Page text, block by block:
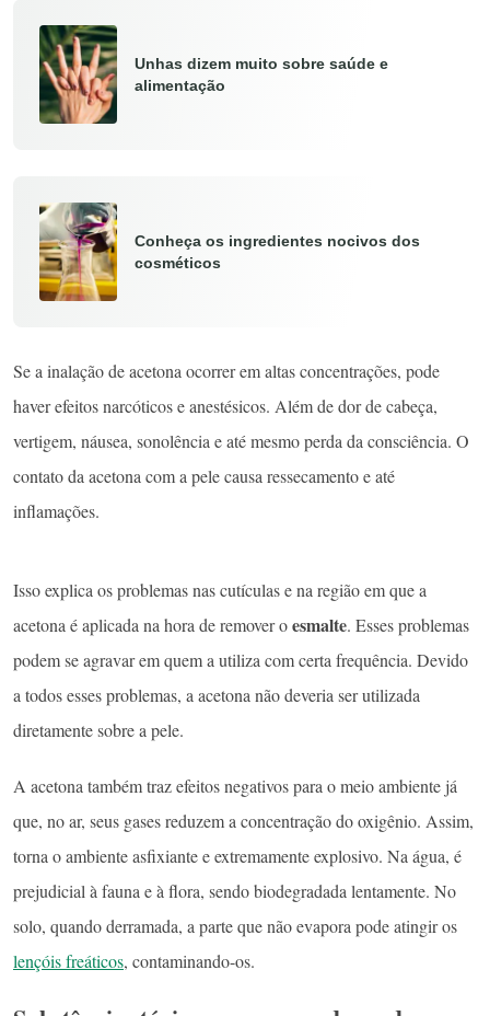
Unhas dizem muito sobre saúde e
alimentação
Conheça os ingredientes nocivos dos
cosméticos
Se a inalação de acetona ocorrer em altas concentrações, pode
haver efeitos narcóticos e anestésicos. Além de dor de cabeça,
vertigem, náusea, sonolência e até mesmo perda da consciência. O
contato da acetona com a pele causa ressecamento e até
inflamações.
Isso explica os problemas nas cutículas e na região em que a
acetona é aplicada na hora de remover oesmalte. Esses problemas
podem se agravar em quem a utiliza com certa frequência. Devido
a todos esses problemas, a acetona não deveria ser utilizada
diretamente sobre a pele.
A acetona também traz efeitos negativos para o meio ambiente já
que, no ar, seus gases reduzem a concentração do oxigênio. Assim,
torna o ambiente asfixiante e extremamente explosivo. Na água, é
prejudicial à fauna e à flora, sendo biodegradada lentamente. No
solo, quando derramada, a parte que não evapora pode atingir os
lençóis freáticos, contaminando-os.